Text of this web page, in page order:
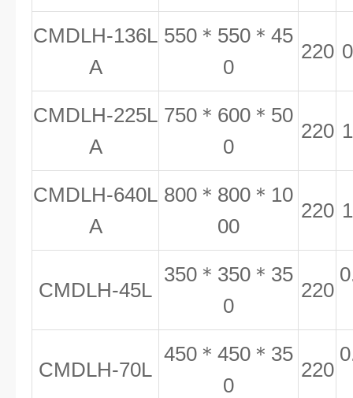
CMDLH-136L
A
550＊550＊45
0
220
CMDLH-225L
A
750＊600＊50
0
220
CMDLH-640L
A
800＊800＊10
00
220
CMDLH-45L
350＊350＊35
0
220
CMDLH-70L
450＊450＊35
0
220